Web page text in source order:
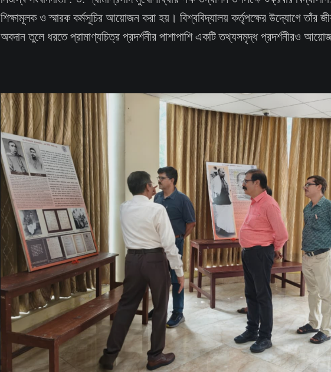
শিক্ষামূলক ও স্মারক কর্মসূচির আয়োজন করা হয়। বিশ্ববিদ্যালয় কর্তৃপক্ষের উদ্যোগে তাঁর
অবদান তুলে ধরতে প্রামাণ্যচিত্র প্রদর্শনীর পাশাপাশি একটি তথ্যসমৃদ্ধ প্রদর্শনীরও